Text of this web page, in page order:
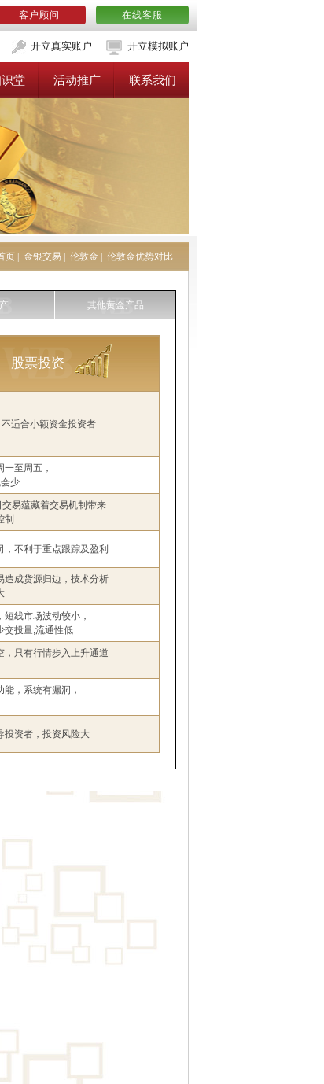
客户顾问 在线客服
开立真实账户 开立模拟账户
堂 活动推广 联系我们
页 金银交易 伦敦金 伦敦金优势对比
其他黄金产品
股票投资
适合小额资金投资者
至周五，
少
易蕴藏着交易机制带来
制
，不利于重点跟踪及盈利
造成货源归边，技术分析
短线市场波动较小，
交投量,流通性低
，只有行情步入上升通道
，系统有漏洞，
投资者，投资风险大